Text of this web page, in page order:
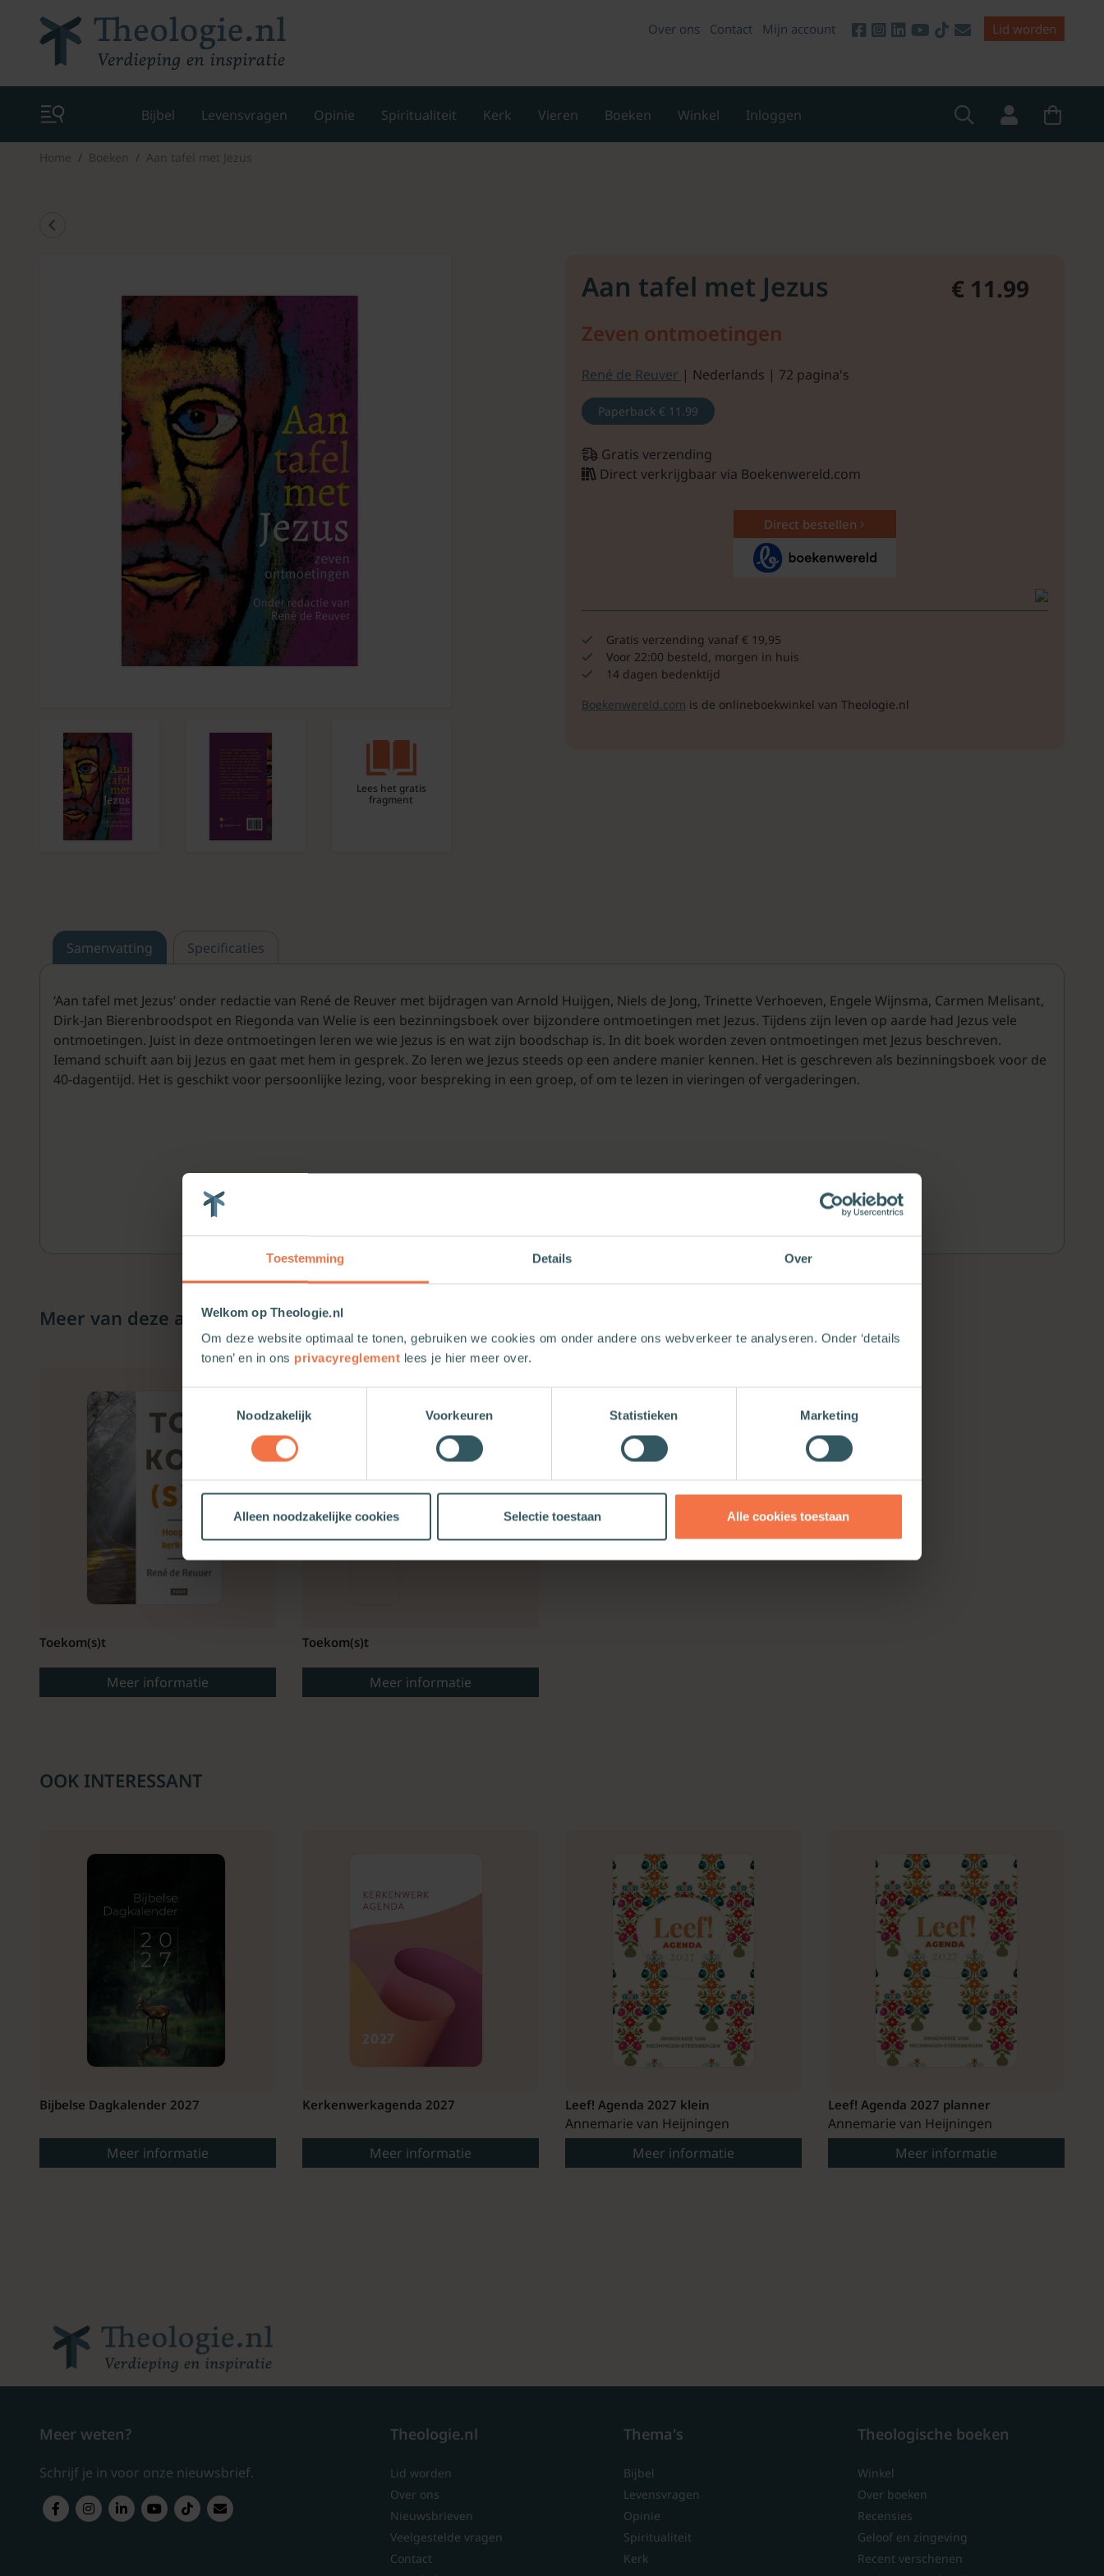
Toestemming Details Over
Welkom op Theologie.nl
Om deze website optimaal te tonen, gebruiken we cookies om onder andere ons webverkeer te analyseren. Onder ‘details
tonen’ en in ons privacyreglement lees je hier meer over.
Noodzakelijk
Voorkeuren Statistieken Marketing
Alleen noodzakelijke cookies Selectie toestaan Alle cookies toestaan
Over ons Contact Mijn account Lid worden
Bijbel Levensvragen Opinie Spiritualiteit Kerk Vieren Boeken Winkel Inloggen
Home Boeken Aan tafel met Jezus
Lees het gratis
fragment
Aan tafel met Jezus
Zeven ontmoetingen
€ 11.99
René de Reuver | Nederlands | 72 pagina's
Paperback € 11.99
Gratis verzending
Direct verkrijgbaar via Boekenwereld.com
Direct bestellen
Gratis verzending vanaf € 19,95
Voor 22:00 besteld, morgen in huis
14 dagen bedenktijd
Boekenwereld.com is de onlineboekwinkel van Theologie.nl
Samenvatting Specificaties
‘Aan tafel met Jezus’ onder redactie van René de Reuver met bijdragen van Arnold Huijgen, Niels de Jong, Trinette Verhoeven, Engele Wijnsma, Carmen Melisant,
Dirk-Jan Bierenbroodspot en Riegonda van Welie is een bezinningsboek over bijzondere ontmoetingen met Jezus. Tijdens zijn leven op aarde had Jezus vele
ontmoetingen. Juist in deze ontmoetingen leren we wie Jezus is en wat zijn boodschap is. In dit boek worden zeven ontmoetingen met Jezus beschreven.
Iemand schuift aan bij Jezus en gaat met hem in gesprek. Zo leren we Jezus steeds op een andere manier kennen. Het is geschreven als bezinningsboek voor de
40-dagentijd. Het is geschikt voor persoonlijke lezing, voor bespreking in een groep, of om te lezen in vieringen of vergaderingen.
Meer van deze auteur
Toekom(s)t
Meer informatie
Toekom(s)t
Meer informatie
OOK INTERESSANT
Bijbelse Dagkalender 2027
Meer informatie
Kerkenwerkagenda 2027
Meer informatie
Leef! Agenda 2027 klein
Annemarie van Heijningen
Meer informatie
Leef! Agenda 2027 planner
Annemarie van Heijningen
Meer informatie
Meer weten?
Schrijf je in voor onze nieuwsbrief.
Theologie.nl
Lid worden
Over ons
Nieuwsbrieven
Veelgestelde vragen
Contact
Thema's
Bijbel
Levensvragen
Opinie
Spiritualiteit
Kerk
Theologische boeken
Winkel
Over boeken
Recensies
Geloof en zingeving
Recent verschenen